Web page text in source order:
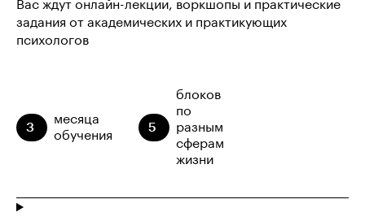
Вас ждут онлайн-лекции, воркшопы и практические
задания от академических и практикующих
психологов
3
месяца
обучения
5
блоков
по
разным
сферам
жизни